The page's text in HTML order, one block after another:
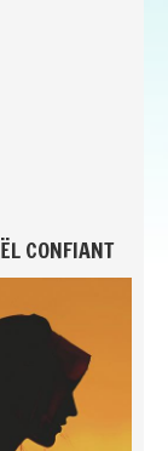
CONFIANT